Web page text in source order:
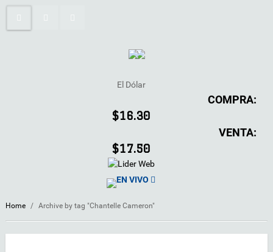
El Dólar
COMPRA:
$16.30
VENTA:
$17.50
EN VIVO
Home / Archive by tag "Chantelle Cameron"